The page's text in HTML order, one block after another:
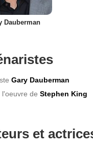
Dauberman
Gary Dauberman
l'oeuvre de Stephen King
et